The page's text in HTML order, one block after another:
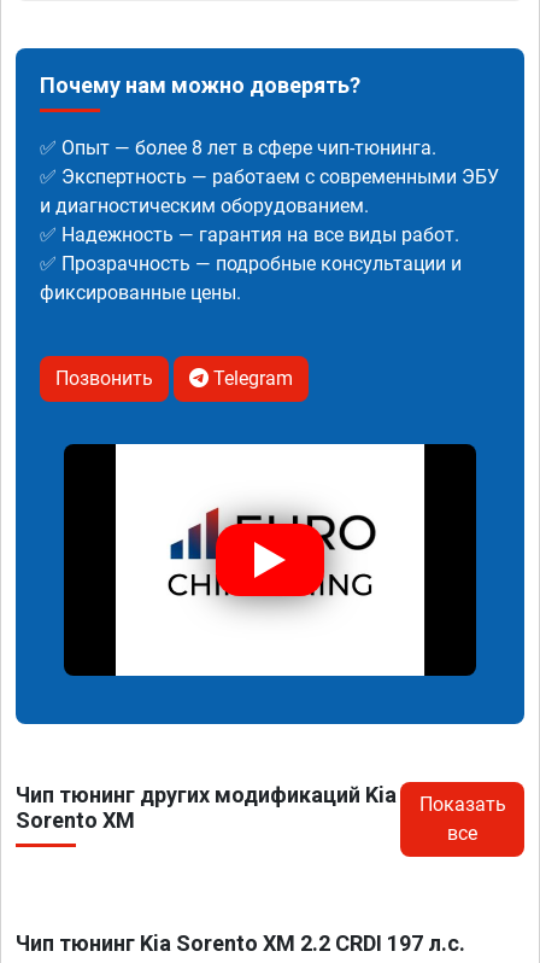
Почему нам можно доверять?
✅ Опыт — более 8 лет в сфере чип-тюнинга.
✅ Экспертность — работаем с современными ЭБУ
и диагностическим оборудованием.
✅ Надежность — гарантия на все виды работ.
✅ Прозрачность — подробные консультации и
фиксированные цены.
Позвонить Telegram
Чип тюнинг других модификаций Kia
Sorento XM
Показать
все
Чип тюнинг Kia Sorento XM 2.2 CRDI 197 л.с.